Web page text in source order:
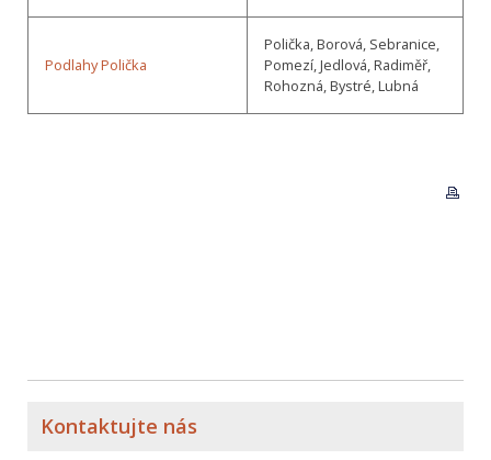
Podlahy Polička
Polička, Borová, Sebranice,
Pomezí, Jedlová, Radiměř,
Rohozná, Bystré, Lubná
Kontaktujte nás